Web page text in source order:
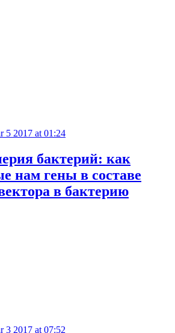
5 2017 at 01:24
бактерий: как
нам гены в составе
в бактерию
3 2017 at 07:52